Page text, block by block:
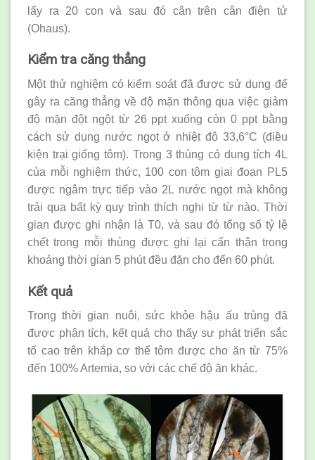
lấy ra 20 con và sau đó cân trên cân điện tử
(Ohaus).
Kiểm tra căng thẳng
Một thử nghiệm có kiểm soát đã được sử dụng để
gây ra căng thẳng về độ mặn thông qua việc giảm
độ mặn đột ngột từ 26 ppt xuống còn 0 ppt bằng
cách sử dụng nước ngọt ở nhiệt độ 33,6°C (điều
kiện trại giống tôm). Trong 3 thùng có dung tích 4L
của mỗi nghiệm thức, 100 con tôm giai đoạn PL5
được ngâm trực tiếp vào 2L nước ngọt mà không
trải qua bất kỳ quy trình thích nghi từ từ nào. Thời
gian được ghi nhận là T0, và sau đó tổng số tỷ lệ
chết trong mỗi thùng được ghi lại cẩn thận trong
khoảng thời gian 5 phút đều đặn cho đến 60 phút.
Kết quả
Trong thời gian nuôi, sức khỏe hậu ấu trùng đã
được phân tích, kết quả cho thấy sự phát triển sắc
tố cao trên khắp cơ thể tôm được cho ăn từ 75%
đến 100% Artemia, so với các chế độ ăn khác.